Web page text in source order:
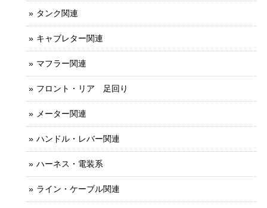
タンク関連
キャブレター関連
マフラー関連
フロント・リア 足回り
メーター関連
ハンドル・レバー関連
ハーネス・電装系
ライン・ケーブル関連